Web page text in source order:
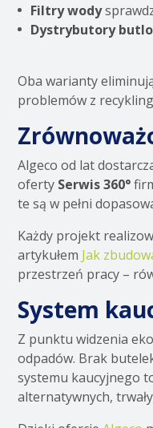
Filtry wody
Dystrybutory
Oba warianty
problemów z
Algeco od lat
oferty Serwis 360°
te są w pełni
Każdy projekt
artykułem Jak
przestrzeń pracy –
System
Z punktu widzenia
odpadów. Brak
systemu kaucyjnego
alternatywnych,